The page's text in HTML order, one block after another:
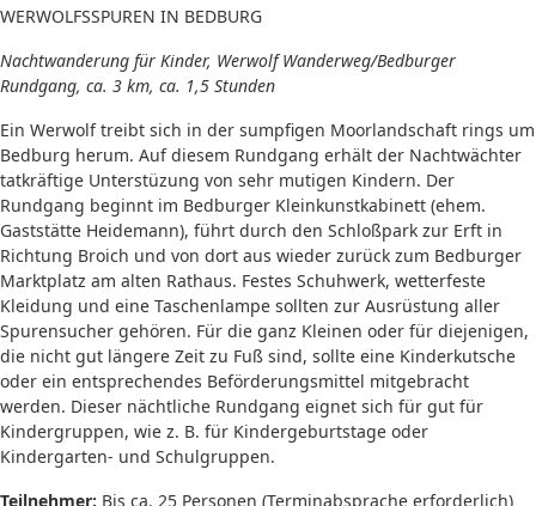
WERWOLFSSPUREN IN BEDBURG
Nachtwanderung für Kinder, Werwolf Wanderweg/Bedburger
Rundgang, ca. 3 km, ca. 1,5 Stunden
Ein Werwolf treibt sich in der sumpfigen Moorlandschaft rings um
Bedburg herum. Auf diesem Rundgang erhält der Nachtwächter
tatkräftige Unterstüzung von sehr mutigen Kindern. Der
Rundgang beginnt im Bedburger Kleinkunstkabinett (ehem.
Gaststätte Heidemann), führt durch den Schloßpark zur Erft in
Richtung Broich und von dort aus wieder zurück zum Bedburger
Marktplatz am alten Rathaus. Festes Schuhwerk, wetterfeste
Kleidung und eine Taschenlampe sollten zur Ausrüstung aller
Spurensucher gehören. Für die ganz Kleinen oder für diejenigen,
die nicht gut längere Zeit zu Fuß sind, sollte eine Kinderkutsche
oder ein entsprechendes Beförderungsmittel mitgebracht
werden. Dieser nächtliche Rundgang eignet sich für gut für
Kindergruppen, wie z. B. für Kindergeburtstage oder
Kindergarten- und Schulgruppen.
Teilnehmer: Bis ca. 25 Personen (Terminabsprache erforderlich)